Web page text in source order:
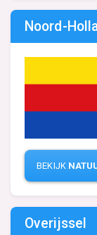
Noord-
BEKIJK
Overijssel